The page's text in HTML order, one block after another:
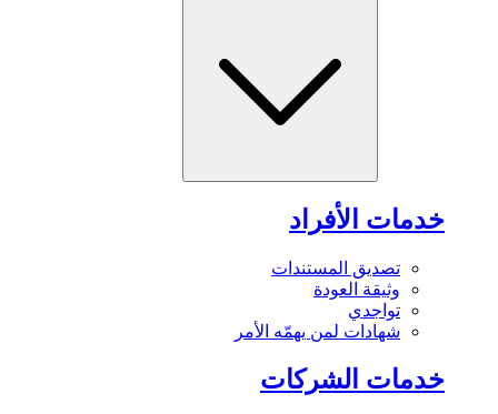
خدمات الأفراد
تصديق المستندات
وثيقة العودة
تواجدي
شهادات لمن يهمّه الأمر
خدمات الشركات